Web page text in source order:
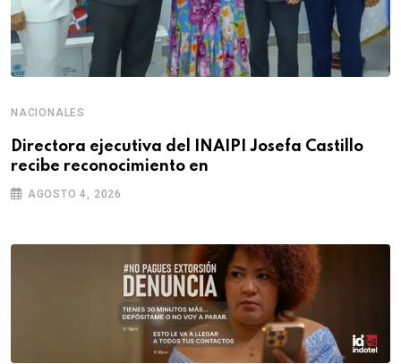
NACIONALES
Directora ejecutiva del INAIPI Josefa Castillo
recibe reconocimiento en
AGOSTO 4, 2026